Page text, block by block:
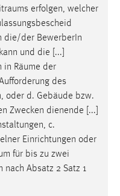
erfolgen, welcher
die/der BewerberIn
und die [...]
in Räume der
des
oder d. Gebäude bzw.
Zwecken dienende [...]
c.
Einrichtungen oder
für bis zu zwei
nach Absatz 2 Satz 1